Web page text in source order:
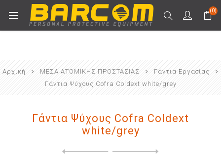
(0)
Αρχική ΜΕΣΑ ΑΤΟΜΙΚΗΣ ΠΡΟΣΤΑΣΙΑΣ
Γάντια Εργασίας
Γάντια Ψύχους Cofra Coldext white/grey
Γάντια Ψύχους Cofra Coldext
white/grey